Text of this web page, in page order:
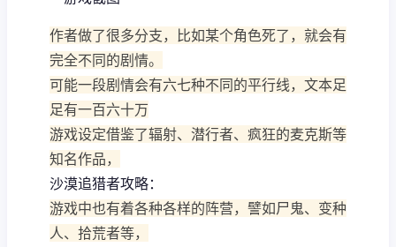
作者做了很多分支，比如某个角色死了，就会有
完全不同的剧情。
可能一段剧情会有六七种不同的平行线，文本足
足有一百六十万
游戏设定借鉴了辐射、潜行者、疯狂的麦克斯等
知名作品，
沙漠追猎者攻略：
游戏中也有着各种各样的阵营，譬如尸鬼、变种
人、拾荒者等，